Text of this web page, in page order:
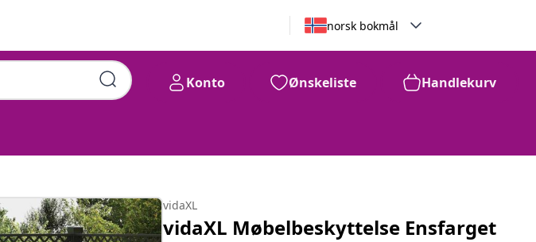
norsk bokmål
Konto Ønskeliste Handlekurv
vidaXL
vidaXL Møbelbeskyttelse Ensfarget